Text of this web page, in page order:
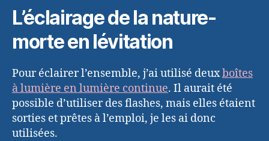
L’éclairage de la nature-
morte en lévitation
Pour éclairer l’ensemble, j’ai utilisé deuxboîtes
à lumière en lumière continue. Il aurait été
possible d’utiliser des flashes, mais elles étaient
sorties et prêtes à l’emploi, je les ai donc
utilisées.